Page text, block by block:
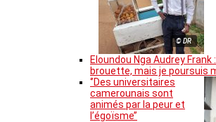
© DR
Eloundou Nga Audrey Frank
brouette, mais je poursuis
‘’Des universitaires
camerounais sont
animés par la peur et
l’égoïsme’’